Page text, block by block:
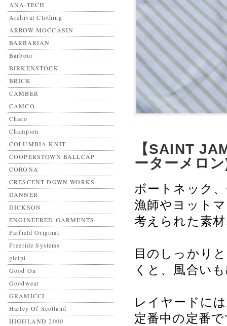
ANA-TECH
Archival Clothing
ARROW MOCCASIN
BARBARIAN
Barbour
BIRKENSTOCK
BRICK
CAMBER
CAMCO
Chaco
Champion
COLUMBIA KNIT
COOPERSTOWN BALLCAP
CORONA
CRESCENT DOWN WORKS
DANNER
DICKSON
ENGINEERED GARMENTS
Farfield Original
Freeride Systems
gicipi
Good On
Goodwear
GRAMICCI
Harley Of Scotland
HIGHLAND 2000
【SAINT
ーターメロ
ボートネック
漁師やヨット
考えられた素
目のしっかり
くと、風合い
レイヤードに
定番中の定番